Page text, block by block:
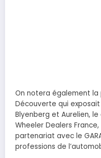
On notera également la
Découverte qui
Blyenberg et Aurelien,
Wheeler Dealers
partenariat avec le
professions de